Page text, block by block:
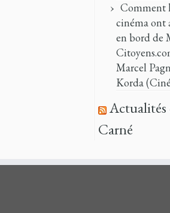
Comment
cinéma ont
en bord de
Marcel
Korda
Actualités
Carné